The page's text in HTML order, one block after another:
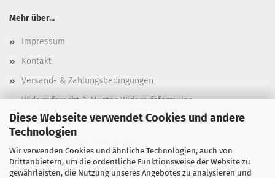
Diese Webseite verwendet Cookies und andere
Technologien
Wir verwenden Cookies und ähnliche Technologien, auch von
Drittanbietern, um die ordentliche Funktionsweise der Website zu
gewährleisten, die Nutzung unseres Angebotes zu analysieren und
Mehr über...
Impressum
Kontakt
Versand- & Zahlungsbedingungen
Widerrufsrecht & Muster-Widerrufsformular
AGB
Privatsphäre und Datenschutz
Cookie Einstellungen